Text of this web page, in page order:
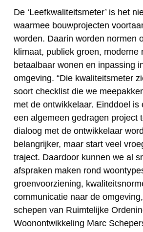
De ‘Leefkwaliteitsmeter’ is het
waarmee bouwprojecten
worden. Daarin worden normen
klimaat, publiek groen, moderne
betaalbaar wonen en inpassing
omgeving. “Die kwaliteitsmeter
soort checklist die we
met de ontwikkelaar. Einddoel is
een algemeen gedragen project
dialoog met de ontwikkelaar
belangrijker, maar start veel
traject. Daardoor kunnen we al
afspraken maken rond
groenvoorziening,
communicatie naar de
schepen van Ruimtelijke
Woonontwikkeling Marc